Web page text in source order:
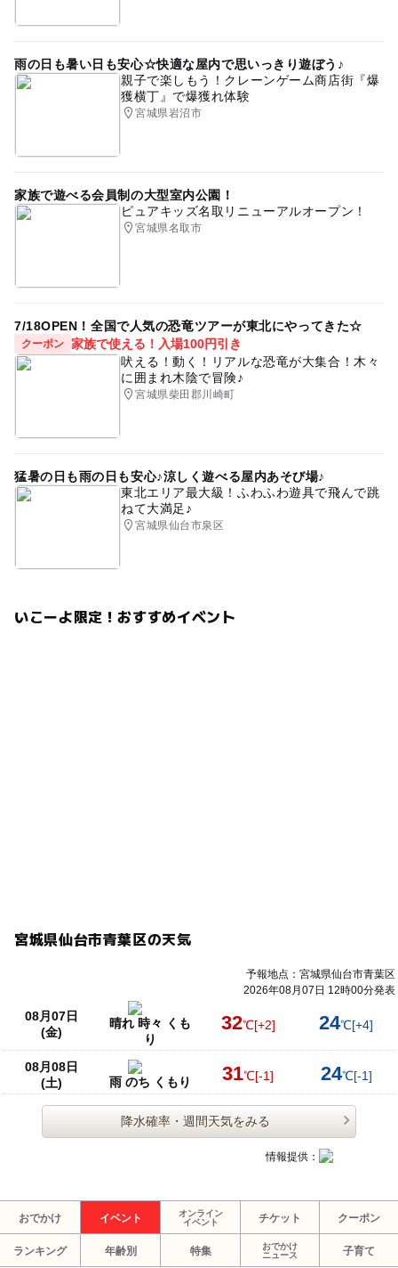
雨の日も暑い日も安心☆快適な屋内で思いっきり遊ぼう♪
親子で楽しもう！クレーンゲーム商店街『爆
獲横丁』で爆獲れ体験
宮城県岩沼市
家族で遊べる会員制の大型室内公園！
ピュアキッズ名取リニューアルオープン！
宮城県名取市
7/18OPEN！全国で人気の恐竜ツアーが東北にやってきた☆
クーポン 家族で使える！入場100円引き
吠える！動く！リアルな恐竜が大集合！木々
に囲まれ木陰で冒険♪
宮城県柴田郡川崎町
猛暑の日も雨の日も安心♪涼しく遊べる屋内あそび場♪
東北エリア最大級！ふわふわ遊具で飛んで跳
ねて大満足♪
宮城県仙台市泉区
いこーよ限定！おすすめイベント
宮城県仙台市青葉区の天気
予報地点：宮城県仙台市青葉区
2026年08月07日 12時00分発表
08月07日
(金)
晴れ 時々 くも
り
32℃[+2] 24℃[+4]
08月08日
(土)
雨 のち くもり 31℃[-1] 24℃[-1]
降水確率・週間天気をみる
情報提供：
おでかけ イベント
オンライン
イベント
チケット クーポン
ランキング 年齢別 特集
おでかけ
ニュース
子育て